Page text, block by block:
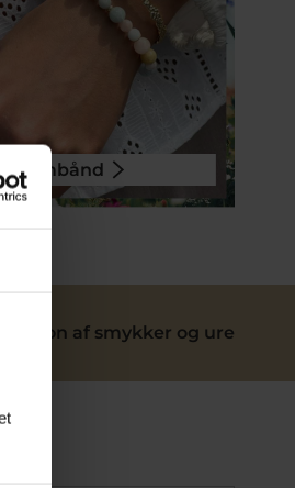
Armbånd
af smykker og ure